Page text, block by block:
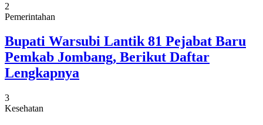
2
Pemerintahan
Bupati Warsubi Lantik 81 Pejabat Baru
Pemkab Jombang, Berikut Daftar
Lengkapnya
3
Kesehatan